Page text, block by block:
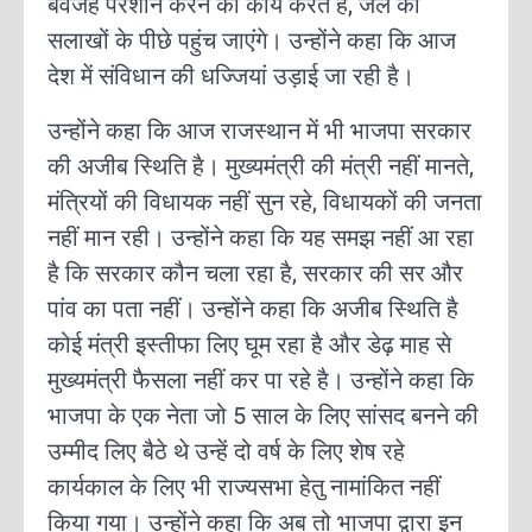
सलाखों के पीछे पहुंच जाएंगे। उन्होंने कहा कि आज
देश में संविधान की धज्जियां उड़ाई जा रही है।
उन्होंने कहा कि आज राजस्थान में भी भाजपा सरकार
की अजीब स्थिति है। मुख्यमंत्री की मंत्री नहीं मानते,
मंत्रियों की विधायक नहीं सुन रहे, विधायकों की जनता
नहीं मान रही। उन्होंने कहा कि यह समझ नहीं आ रहा
है कि सरकार कौन चला रहा है, सरकार की सर और
पांव का पता नहीं। उन्होंने कहा कि अजीब स्थिति है
कोई मंत्री इस्तीफा लिए घूम रहा है और डेढ़ माह से
मुख्यमंत्री फैसला नहीं कर पा रहे है। उन्होंने कहा कि
भाजपा के एक नेता जो 5 साल के लिए सांसद बनने की
उम्मीद लिए बैठे थे उन्हें दो वर्ष के लिए शेष रहे
कार्यकाल के लिए भी राज्यसभा हेतु नामांकित नहीं
किया गया। उन्होंने कहा कि अब तो भाजपा द्वारा इन